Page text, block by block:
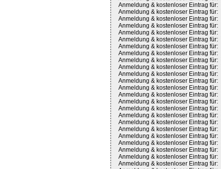
Anmeldung & kostenloser Eintrag für:
Anmeldung & kostenloser Eintrag für:
Anmeldung & kostenloser Eintrag für:
Anmeldung & kostenloser Eintrag für:
Anmeldung & kostenloser Eintrag für:
Anmeldung & kostenloser Eintrag für:
Anmeldung & kostenloser Eintrag für:
Anmeldung & kostenloser Eintrag für:
Anmeldung & kostenloser Eintrag für:
Anmeldung & kostenloser Eintrag für:
Anmeldung & kostenloser Eintrag für:
Anmeldung & kostenloser Eintrag für:
Anmeldung & kostenloser Eintrag für:
Anmeldung & kostenloser Eintrag für:
Anmeldung & kostenloser Eintrag für:
Anmeldung & kostenloser Eintrag für:
Anmeldung & kostenloser Eintrag für:
Anmeldung & kostenloser Eintrag für:
Anmeldung & kostenloser Eintrag für:
Anmeldung & kostenloser Eintrag für:
Anmeldung & kostenloser Eintrag für:
Anmeldung & kostenloser Eintrag für:
Anmeldung & kostenloser Eintrag für:
Anmeldung & kostenloser Eintrag für: